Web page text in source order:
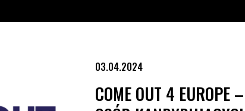
03.04.2024
COME OUT 4 EUROPE
w wyborach do Parlamentu Europejskiego